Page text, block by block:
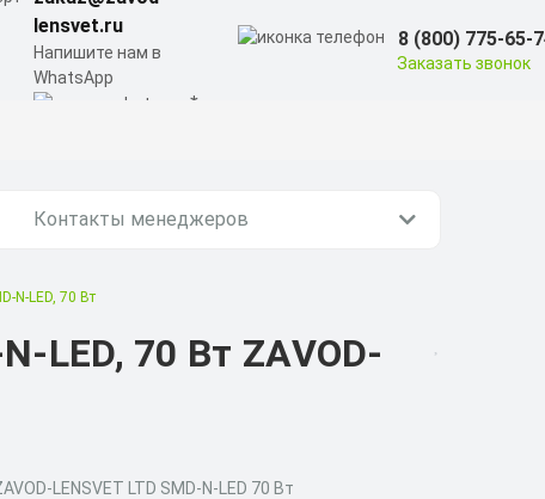
lensvet.ru
Напишите нам в
WhatsApp
8 (800) 775-65-
Заказать звонок
Контакты менеджеров
N-LED, 70 Вт
LED, 70 Вт ZAVOD-
LENSVET LTD SMD-N-LED 70 Вт